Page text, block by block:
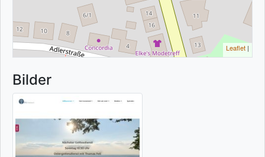
Leaflet |
Bilder